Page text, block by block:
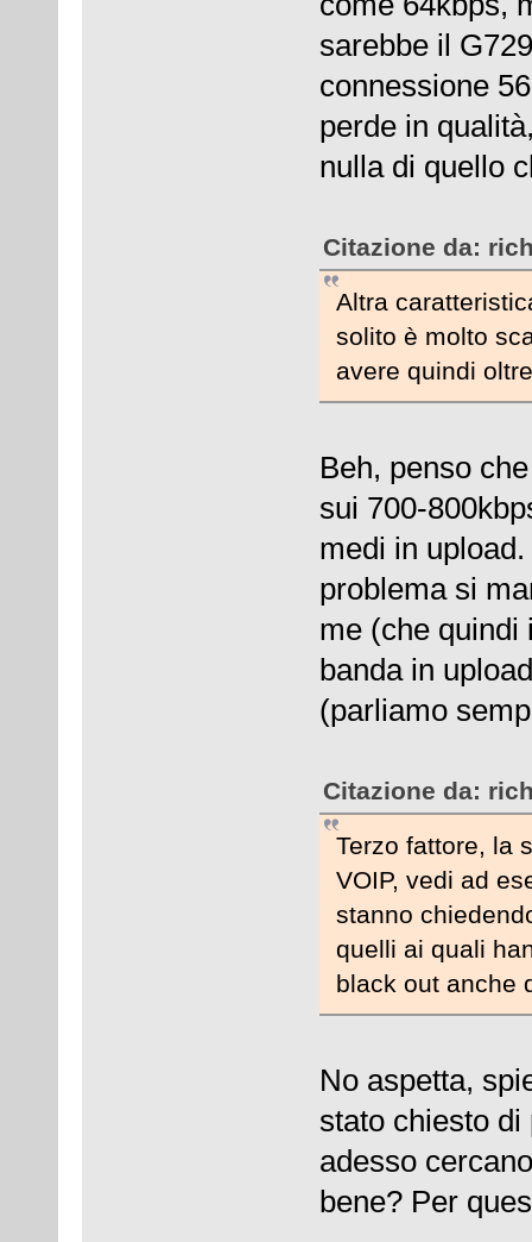
sarebbe il
connessione
perde in
nulla di quello
Citazione da:
Altra
solito è molto
avere quindi
Beh, penso
sui 700-
medi in
problema si
me (che quindi
banda in
(parliamo
Citazione da:
Terzo fattore, la
VOIP, vedi ad
stanno
quelli ai quali
black out anche
No aspetta,
stato chiesto di
adesso
bene? Per